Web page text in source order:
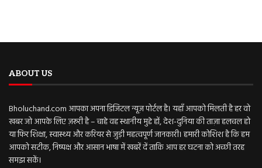
ABOUT US
Bholuchand.com आपका अपना डिजिटल न्यूज़ पोर्टल है। यहाँ आपको मिलती है हर वो
खबर जो आपके लिए ज़रूरी है – चाहे वह स्थानीय मुद्दे हों, देश-दुनिया की ताज़ा हलचल हो
या फिर शिक्षा, स्वास्थ्य और करियर से जुड़ी महत्वपूर्ण जानकारी। हमारी कोशिश है कि हम
आपको सटीक, निष्पक्ष और आसान भाषा में खबरें दें ताकि आप हर घटना को अच्छी तरह
समझ सकें।